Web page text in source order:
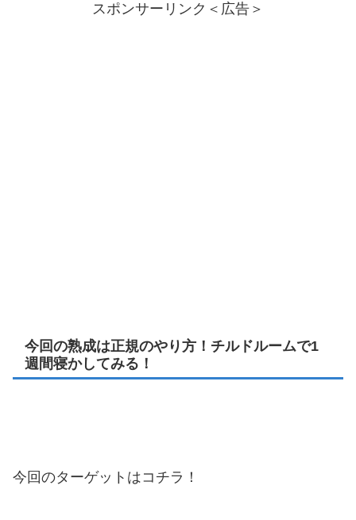
スポンサーリンク＜広告＞
今回の熟成は正規のやり方！チルドルームで1
週間寝かしてみる！
今回のターゲットはコチラ！